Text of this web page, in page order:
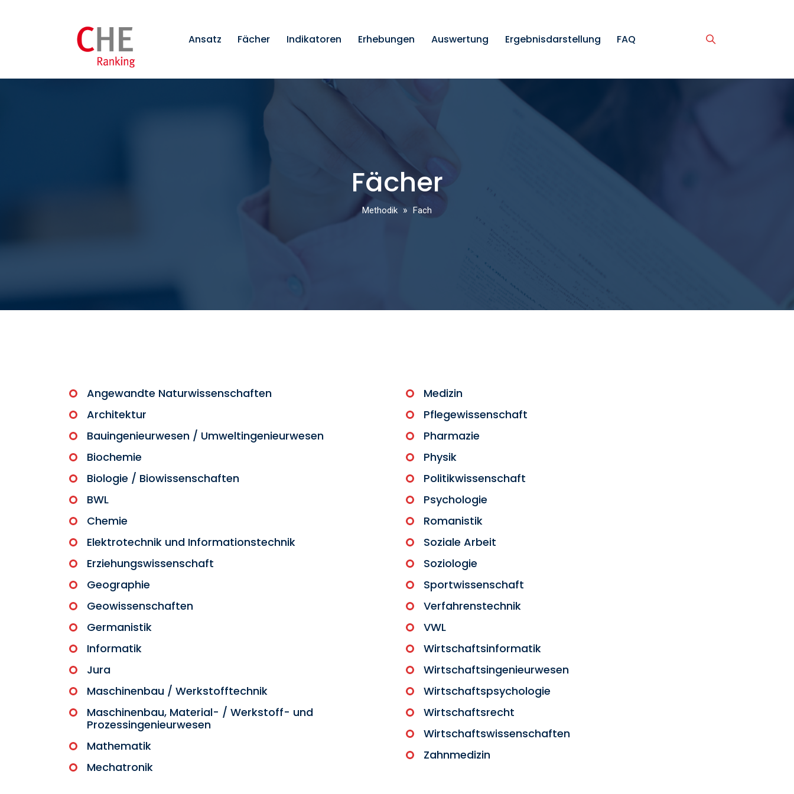
Ansatz Fächer Indikatoren Erhebungen Auswertung Ergebnisdarstellung FAQ
Fächer
Methodik » Fach
Angewandte Naturwissenschaften
Architektur
Bauingenieurwesen / Umweltingenieurwesen
Biochemie
Biologie / Biowissenschaften
BWL
Chemie
Elektrotechnik und Informationstechnik
Erziehungswissenschaft
Geographie
Geowissenschaften
Germanistik
Informatik
Jura
Maschinenbau / Werkstofftechnik
Maschinenbau, Material- / Werkstoff- und
Prozessingenieurwesen
Mathematik
Mechatronik
Medizin
Pflegewissenschaft
Pharmazie
Physik
Politikwissenschaft
Psychologie
Romanistik
Soziale Arbeit
Soziologie
Sportwissenschaft
Verfahrenstechnik
VWL
Wirtschaftsinformatik
Wirtschaftsingenieurwesen
Wirtschaftspsychologie
Wirtschaftsrecht
Wirtschaftswissenschaften
Zahnmedizin